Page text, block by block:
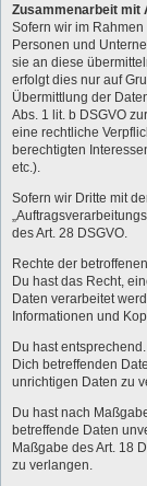
Zusammenarbeit mit
Sofern wir im
Personen und
sie an diese
erfolgt dies nur auf
Übermittlung der
Abs. 1 lit. b DSGVO
eine rechtliche
berechtigten
etc.).
Sofern wir Dritte mit
des Art. 28 DSGVO.
Rechte der
Du hast das Recht,
Daten verarbeitet
Informationen und
Du hast
Dich betreffenden
unrichtigen Daten zu
Du hast nach
betreffende Daten
Maßgabe des Art. 18
zu verlangen.